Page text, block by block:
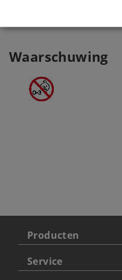
Waarschuwing
Producten
Service